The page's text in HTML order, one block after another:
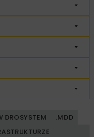
DROSYSTEM
.MDD